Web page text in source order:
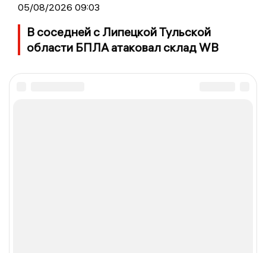
05/08/2026 09:03
В соседней с Липецкой Тульской
области БПЛА атаковал склад WB